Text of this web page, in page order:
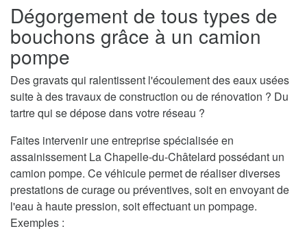
Dégorgement de tous types de
bouchons grâce à un camion
pompe
Des gravats qui ralentissent l'écoulement des eaux usées
suite à des travaux de construction ou de rénovation ? Du
tartre qui se dépose dans votre réseau ?
Faites intervenir une entreprise spécialisée en
assainissement La Chapelle-du-Châtelard possédant un
camion pompe. Ce véhicule permet de réaliser diverses
prestations de curage ou préventives, soit en envoyant de
l'eau à haute pression, soit effectuant un pompage.
Exemples :